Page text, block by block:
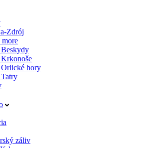
Zdrój
more
hory
záliv